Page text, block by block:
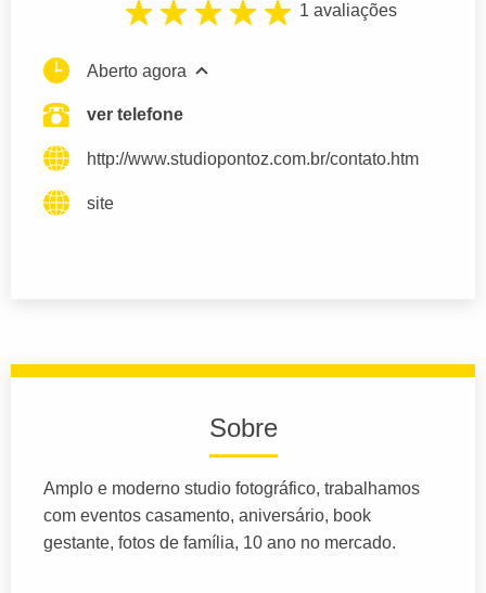
1 avaliações
Aberto agora
ver telefone
http://www.studiopontoz.com.br/contato.htm
site
Sobre
Amplo e moderno studio fotográfico, trabalhamos
com eventos casamento, aniversário, book
gestante, fotos de família, 10 ano no mercado.